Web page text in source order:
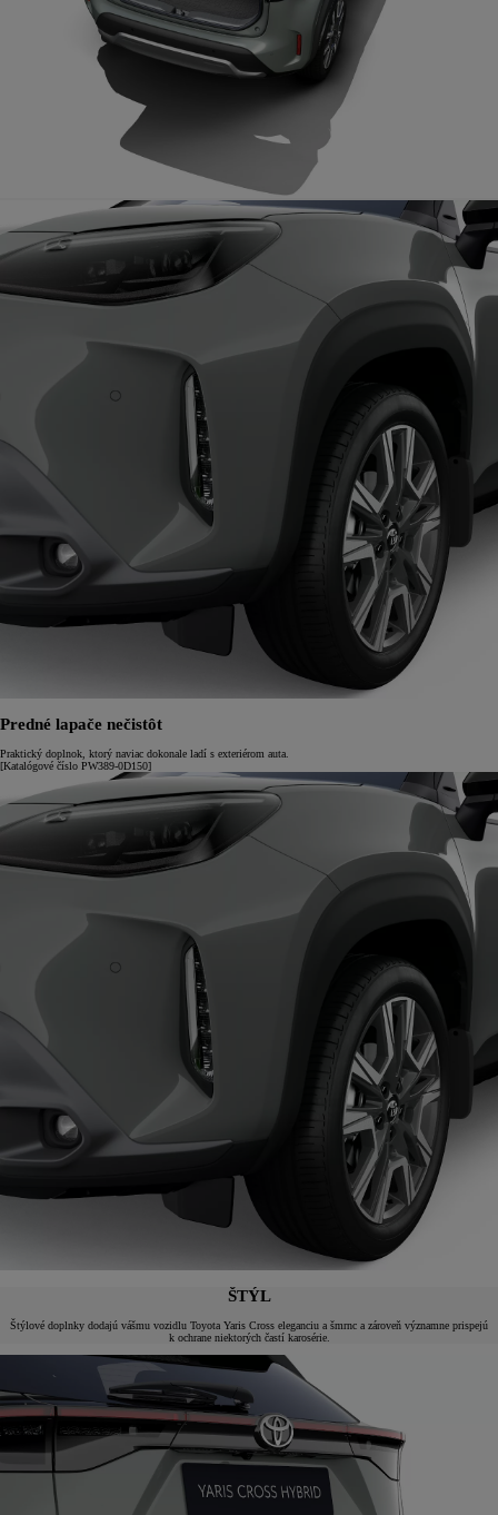
Predné lapače nečistôt
Praktický doplnok, ktorý naviac dokonale ladí s exteriérom auta.
[Katalógové číslo PW389-0D150]
ŠTÝL
Štýlové doplnky dodajú vášmu vozidlu Toyota Yaris Cross eleganciu a šmrnc a zároveň významne prispejú
k ochrane niektorých častí karosérie.